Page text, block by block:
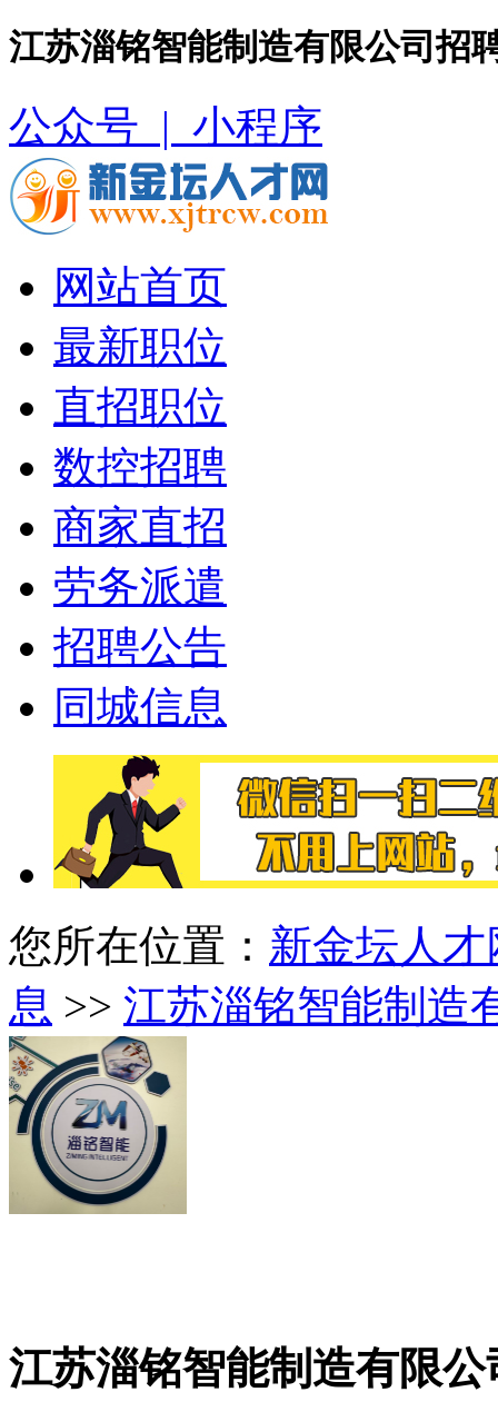
江苏淄铭智能制造有限公司招
公众号 | 小程序
网站首页
最新职位
直招职位
数控招聘
商家直招
劳务派遣
招聘公告
同城信息
您所在位置： 新金坛人才
息 >> 江苏淄铭智能制造
江苏淄铭智能制造有限公